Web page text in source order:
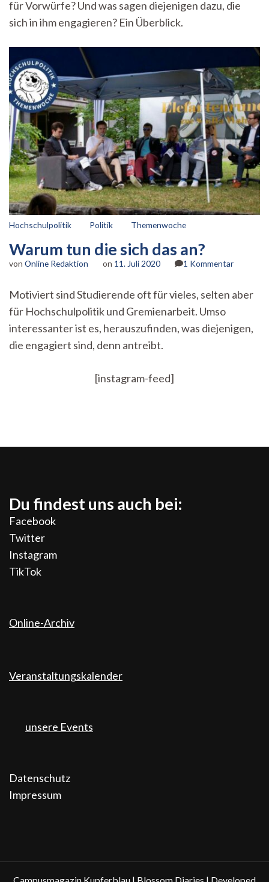
hinter
dem
für Vorwürfe? Und was sagen diejenigen dazu, die
sich in ihm engagieren? Ein Überblick.
Hochschulpolitik Politik Themenwoche
Warum tun die sich das an?
von Online Redaktion on 11. Juli 2020 1 Kommentarzu
die
an?
Motiviert sind Studierende oft für vieles, selten aber
für Hochschulpolitik und Gremienarbeit. Umso
interessanter ist es, herauszufinden, was diejenigen,
die engagiert sind, denn antreibt.
[instagram-feed]
Du findest uns auch bei:
Facebook
Twitter
Instagram
TikTok
Online-Archiv
Veranstaltungskalender
unsere Events
Datenschutz
Impressum
Campusmagazin Kupferblau | Blossom Diaries | Developed